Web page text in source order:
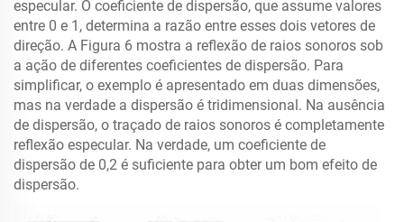
especular. O coeficiente de dispersão, que assume valores
entre 0 e 1, determina a razão entre esses dois vetores de
direção. A Figura 6 mostra a reflexão de raios sonoros sob
a ação de diferentes coeficientes de dispersão. Para
simplificar, o exemplo é apresentado em duas dimensões,
mas na verdade a dispersão é tridimensional. Na ausência
de dispersão, o traçado de raios sonoros é completamente
reflexão especular. Na verdade, um coeficiente de
dispersão de 0,2 é suficiente para obter um bom efeito de
dispersão.